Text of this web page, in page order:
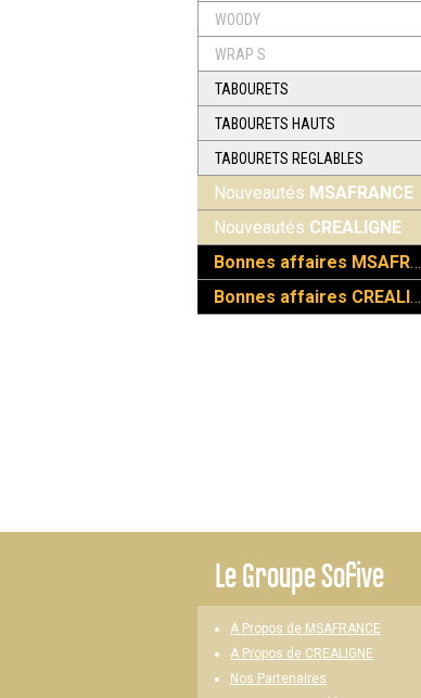
WOODY
WRAP S
TABOURETS
TABOURETS HAUTS
TABOURETS REGLABLES
Nouveautés MSAFRANCE
Nouveautés CREALIGNE
Bonnes affaires MSAFRANCE
Bonnes affaires CREALIGNE
LeGroupe Sofive
A Propos de MSAFRANCE
A Propos de CREALIGNE
Nos Partenaires